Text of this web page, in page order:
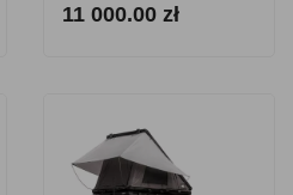
11 000.00 zł